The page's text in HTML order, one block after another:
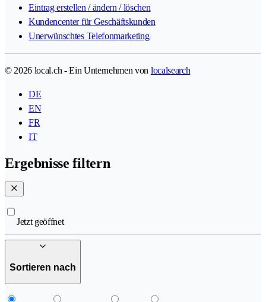
Eintrag erstellen / ändern / löschen
Kundencenter für Geschäftskunden
Unerwünschtes Telefonmarketing
© 2026 local.ch - Ein Unternehmen von localsearch
DE
EN
FR
IT
Ergebnisse filtern
Jetzt geöffnet
Sortieren nach